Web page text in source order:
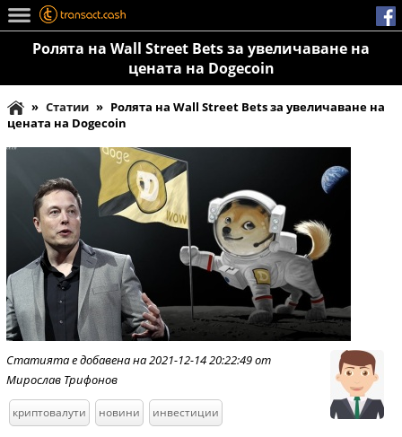
Ролята на Wall Street Bets за увеличаване на
цената на Dogecoin
» Статии » Ролята на Wall Street Bets за увеличаване на
цената на Dogecoin
Статията е добавена на 2021-12-14 20:22:49 от
Мирослав Трифонов
криптовалути новини инвестиции